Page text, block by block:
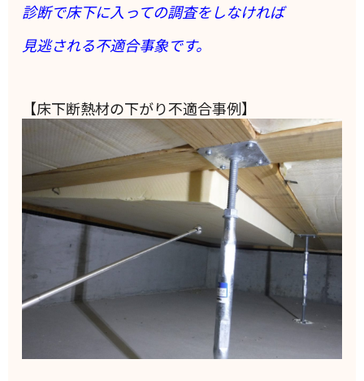
診断で床下に入っての調査をしなければ
見逃される不適合事象です。
【床下断熱材の下がり不適合事例】